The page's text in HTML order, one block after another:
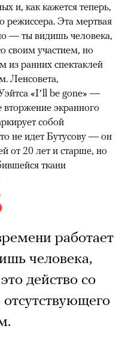
и, как кажется теперь,
режиссера. Эта мертвая
— ты видишь человека,
своим участием, но
из ранних спектаклей
Ленсовета,
«I’ll be gone» —
экранного
собой
не идет Бутусову — он
от 20 лет и старше, но
ткани
работает
человека,
действо со